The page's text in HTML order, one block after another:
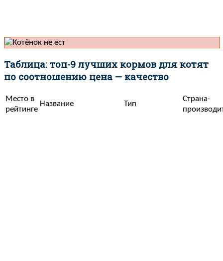
Таблица: топ-9 лучших кормов для котят
по соотношению цена — качество
Место в
рейтинге
Название Тип
Страна-